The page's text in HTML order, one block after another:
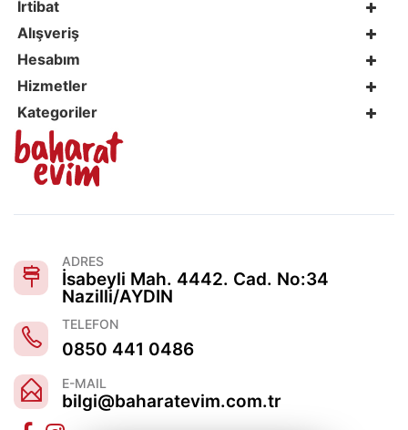
İrtibat
Alışveriş
Hesabım
Hizmetler
Kategoriler
ADRES
İsabeyli Mah. 4442. Cad. No:34
Nazilli/AYDIN
TELEFON
0850 441 0486
E-MAIL
bilgi@baharatevim.com.tr